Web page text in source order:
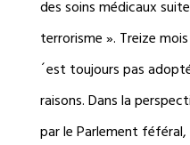
des soins médicaux
terrorisme ». Treize
´est toujours pas
raisons. Dans la
par le Parlement